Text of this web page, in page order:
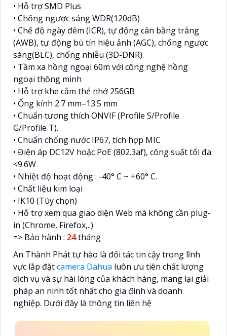
• Hỗ trợ SMD Plus
• Chống ngược sáng WDR(120dB)
• Chế độ ngày đêm (ICR), tự động cân bằng trắng
(AWB), tự động bù tín hiệu ảnh (AGC), chống ngược
sáng(BLC), chống nhiễu (3D-DNR).
• Tầm xa hồng ngoại 60m với công nghệ hồng
ngoại thông minh
• Hỗ trợ khe cắm thẻ nhớ 256GB
• Ống kính 2.7 mm–13.5 mm
• Chuẩn tương thích ONVIF (Profile S/Profile
G/Profile T).
• Chuẩn chống nước IP67, tích hợp MIC
• Điện áp DC12V hoặc PoE (802.3af), công suất tối đa
<9.6W
• Nhiệt độ hoạt động : -40° C ~ +60° C.
• Chất liệu kim loại
• IK10 (Tùy chọn)
• Hỗ trợ xem qua giao diện Web mà không cần plug-
in (Chrome, Firefox,..)
=> Bảo hành : 24tháng
An Thành Phát tự hào là đối tác tin cậy trong lĩnh
vực lắp đặtcamera Dahua luôn ưu tiên chất lượng
dịch vụ và sự hài lòng của khách hàng, mang lại giải
pháp an ninh tốt nhất cho gia đình và doanh
nghiệp. Dưới đây là thông tin liên hệ